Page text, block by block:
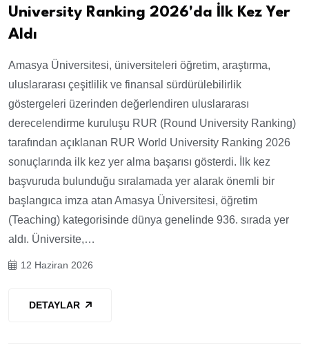
University Ranking 2026'da İlk Kez Yer
Aldı
Amasya Üniversitesi, üniversiteleri öğretim, araştırma,
uluslararası çeşitlilik ve finansal sürdürülebilirlik
göstergeleri üzerinden değerlendiren uluslararası
derecelendirme kuruluşu RUR (Round University Ranking)
tarafından açıklanan RUR World University Ranking 2026
sonuçlarında ilk kez yer alma başarısı gösterdi. İlk kez
başvuruda bulunduğu sıralamada yer alarak önemli bir
başlangıca imza atan Amasya Üniversitesi, öğretim
(Teaching) kategorisinde dünya genelinde 936. sırada yer
aldı. Üniversite,…
12 Haziran 2026
DETAYLAR